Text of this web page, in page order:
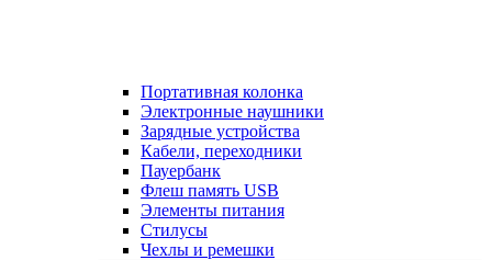
Портативная колонка
Электронные наушники
Зарядные устройства
Кабели, переходники
Пауербанк
Флеш память USB
Элементы питания
Стилусы
Чехлы и ремешки